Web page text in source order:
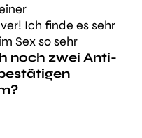
Ich finde es sehr
Sex so sehr
noch zwei Anti-